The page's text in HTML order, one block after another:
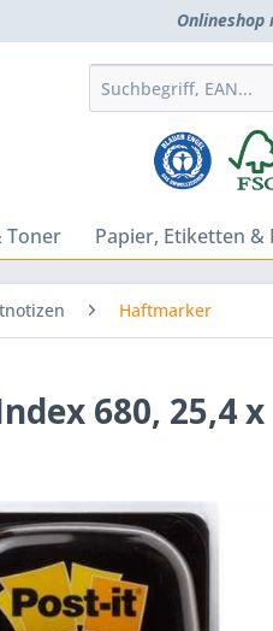
Toner Papier, Etiketten &
Haftmarker
680, 25,4